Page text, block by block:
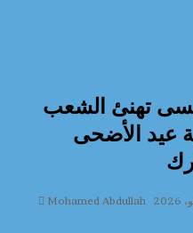
تهنئ الشعب
عيد الأضحى
Mohamed Abdullah